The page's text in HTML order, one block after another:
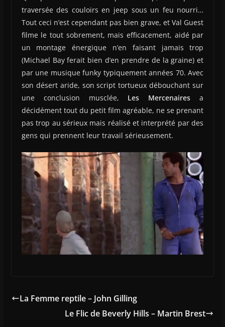
traversée des couloirs en jeep sous un feu nourri…
Tout ceci n’est cependant pas bien grave, et Val Guest
filme le tout sobrement, mais efficacement, aidé par
un montage énergique n’en faisant jamais trop
(Michael Bay ferait bien d’en prendre de la graine) et
par une musique funky typiquement années 70. Avec
son désert aride, son script tortueux débouchant sur
une conclusion musclée, Les Mercenaires a
décidément tout du petit film agréable, ne se prenant
pas trop au sérieux mais réalisé et interprété par des
gens qui prennent leur travail sérieusement.
La Femme reptile – John Gilling
Le Flic de Beverly Hills – Martin Brest